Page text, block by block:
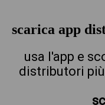
scarica app
usa l'app e
distributori